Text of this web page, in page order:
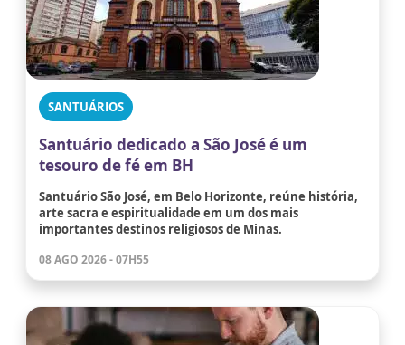
SANTUÁRIOS
Santuário dedicado a São José é um
tesouro de fé em BH
Santuário São José, em Belo Horizonte, reúne história,
arte sacra e espiritualidade em um dos mais
importantes destinos religiosos de Minas.
08 AGO 2026 - 07H55